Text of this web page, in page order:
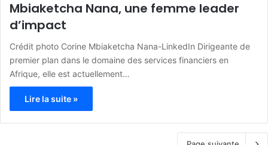
Mbiaketcha Nana, une femme leader
d’impact
Crédit photo Corine Mbiaketcha Nana-LinkedIn Dirigeante de
premier plan dans le domaine des services financiers en
Afrique, elle est actuellement…
Lire la suite »